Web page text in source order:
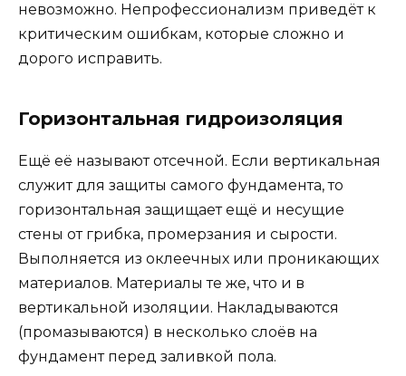
невозможно. Непрофессионализм приведёт к
критическим ошибкам, которые сложно и
дорого исправить.
Горизонтальная гидроизоляция
Ещё её называют отсечной. Если вертикальная
служит для защиты самого фундамента, то
горизонтальная защищает ещё и несущие
стены от грибка, промерзания и сырости.
Выполняется из оклеечных или проникающих
материалов. Материалы те же, что и в
вертикальной изоляции. Накладываются
(промазываются) в несколько слоёв на
фундамент перед заливкой пола.